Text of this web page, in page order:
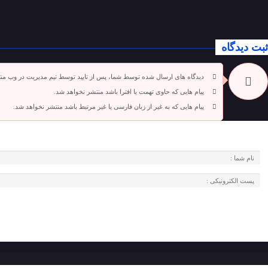
ثبت دیدگاه
دیدگاه های ارسال شده توسط شما، پس از تایید توسط تیم مدیریت در وب
پیام هایی که حاوی تهمت یا افترا باشد منتشر نخواهد شد.
پیام هایی که به غیر از زبان فارسی یا غیر مرتبط باشد منتشر نخواهد شد.